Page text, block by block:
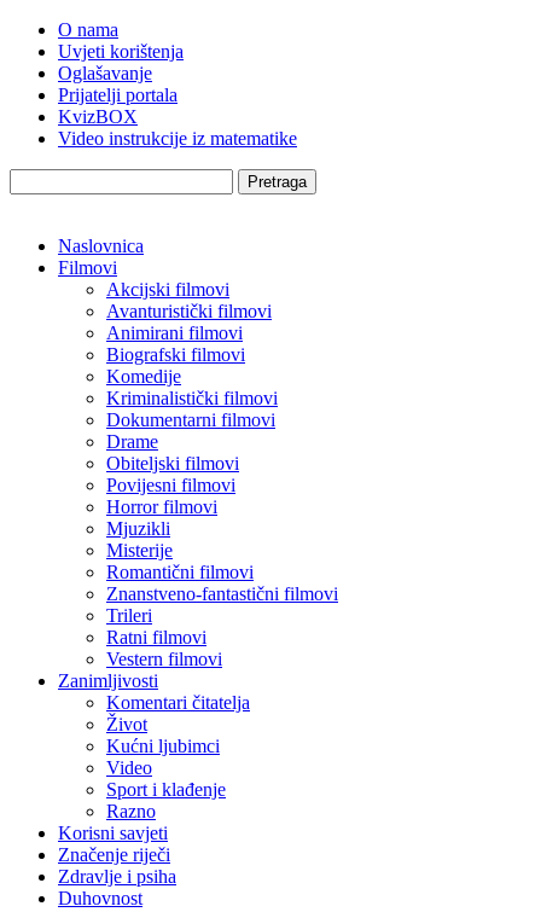
O nama
Uvjeti korištenja
Oglašavanje
Prijatelji portala
KvizBOX
Video instrukcije iz matematike
Pretraga
Naslovnica
Filmovi
Akcijski filmovi
Avanturistički filmovi
Animirani filmovi
Biografski filmovi
Komedije
Kriminalistički filmovi
Dokumentarni filmovi
Drame
Obiteljski filmovi
Povijesni filmovi
Horror filmovi
Mjuzikli
Misterije
Romantični filmovi
Znanstveno-fantastični filmovi
Trileri
Ratni filmovi
Vestern filmovi
Zanimljivosti
Komentari čitatelja
Život
Kućni ljubimci
Video
Sport i klađenje
Razno
Korisni savjeti
Značenje riječi
Zdravlje i psiha
Duhovnost